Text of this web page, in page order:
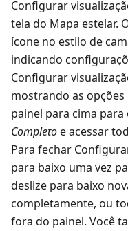
Configurar
tela do Mapa estelar.
ícone no estilo de
indicando
Configurar
mostrando as opções
painel para cima
Completoe acessar
Para fechar
para baixo uma vez
deslize para baixo
completamente, ou
fora do painel. Você